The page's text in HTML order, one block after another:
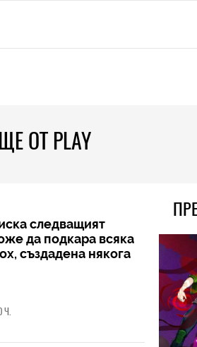
ОТ PLAY
следващият
да подкара всяка
създадена някога
Ч.